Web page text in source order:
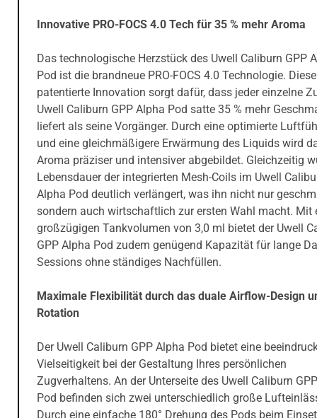
Innovative PRO-FOCS 4.0 Tech für 35 % mehr Aroma
Das technologische Herzstück des Uwell Caliburn GPP
Pod ist die brandneue PRO-FOCS 4.0 Technologie. Diese
patentierte Innovation sorgt dafür, dass jeder einzelne
Uwell Caliburn GPP Alpha Pod satte 35 % mehr
liefert als seine Vorgänger. Durch eine optimierte
und eine gleichmäßigere Erwärmung des Liquids wird
Aroma präziser und intensiver abgebildet. Gleichzeitig
Lebensdauer der integrierten Mesh-Coils im Uwell
Alpha Pod deutlich verlängert, was ihn nicht nur
sondern auch wirtschaftlich zur ersten Wahl macht. Mit
großzügigen Tankvolumen von 3,0 ml bietet der Uwell
GPP Alpha Pod zudem genügend Kapazität für lange
Sessions ohne ständiges Nachfüllen.
Maximale Flexibilität durch das duale Airflow-Design
Rotation
Der Uwell Caliburn GPP Alpha Pod bietet eine
Vielseitigkeit bei der Gestaltung Ihres persönlichen
Zugverhaltens. An der Unterseite des Uwell Caliburn
Pod befinden sich zwei unterschiedlich große
Durch eine einfache 180° Drehung des Pods beim